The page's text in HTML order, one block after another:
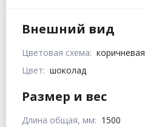
Внешний вид
Цветовая схема: коричневая
Цвет: шоколад
Размер и вес
Длина общая, мм: 1500